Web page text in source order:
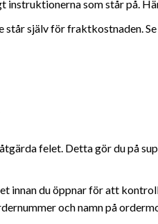
som står på.
står själv för fraktkostnaden.
felet. Detta gör du på
innan du öppnar för att
och namn på